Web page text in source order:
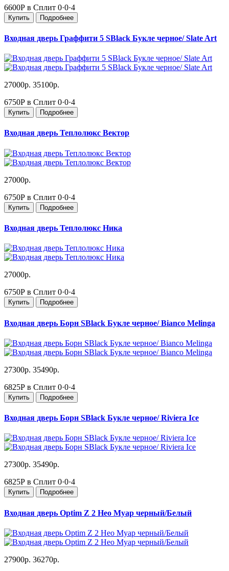
6600Р в Сплит 0·0·4
Купить Подробнее
Входная дверь Граффити 5 SBlack Букле черное/ Slate Art
27000р. 35100р.
6750Р в Сплит 0·0·4
Купить Подробнее
Входная дверь Теплолюкс Вектор
27000р.
6750Р в Сплит 0·0·4
Купить Подробнее
Входная дверь Теплолюкс Ника
27000р.
6750Р в Сплит 0·0·4
Купить Подробнее
Входная дверь Борн SBlack Букле черное/ Bianco Melinga
27300р. 35490р.
6825Р в Сплит 0·0·4
Купить Подробнее
Входная дверь Борн SBlack Букле черное/ Riviera Ice
27300р. 35490р.
6825Р в Сплит 0·0·4
Купить Подробнее
Входная дверь Optim Z 2 Нео Муар черный/Белый
27900р. 36270р.